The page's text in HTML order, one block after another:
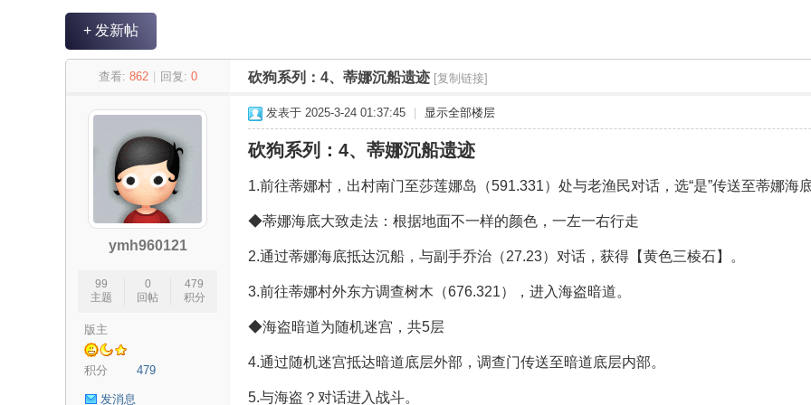
+ 发新帖
查看: 862 回复: 0 砍狗系列：4、蒂娜沉船遗迹 [复制链接]
ymh960121
99
主题
0
回帖
479
积分
版主
积分 479
发消息
发表于 2025-3-24 01:37:45 显示全部楼层
砍狗系列：4、蒂娜沉船遗迹
1.前往蒂娜村，出村南门至莎莲娜岛（591.331）处与老渔民对话，选“是”传送至蒂娜海底
◆蒂娜海底大致走法：根据地面不一样的颜色，一左一右行走
2.通过蒂娜海底抵达沉船，与副手乔治（27.23）对话，获得【黄色三棱石】。
3.前往蒂娜村外东方调查树木（676.321），进入海盗暗道。
◆海盗暗道为随机迷宫，共5层
4.通过随机迷宫抵达暗道底层外部，调查门传送至暗道底层内部。
5.与海盗？对话进入战斗。